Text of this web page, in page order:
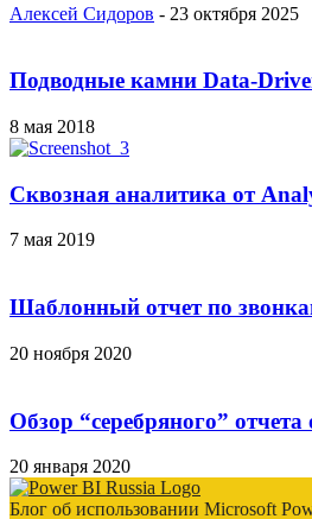
Алексей Сидоров - 23 октября 2025
Подводные камни Data-
8 мая 2018
Сквозная аналитика от
7 мая 2019
Шаблонный отчет по
20 ноября 2020
Обзор “серебряного”
20 января 2020
Блог об использовании Microsoft